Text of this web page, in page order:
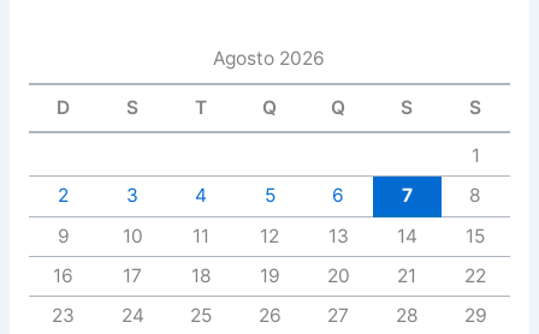
Agosto 2026
D S T Q Q S S
1
2
3 4 5 6 7
8
9
10 11 12 13 14
15
16
17 18 19 20 21
22
23
24 25 26 27 28
29